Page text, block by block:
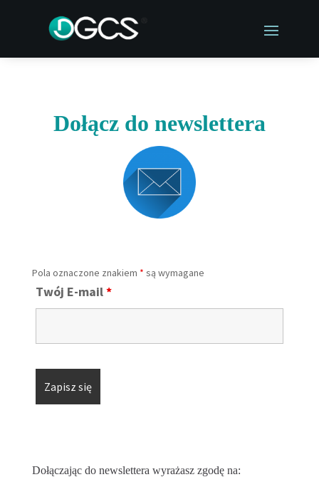
Dołącz do newslettera
Pola oznaczone znakiem * są wymagane
Twój E-mail*
Dołączając do newslettera wyrażasz zgodę na: